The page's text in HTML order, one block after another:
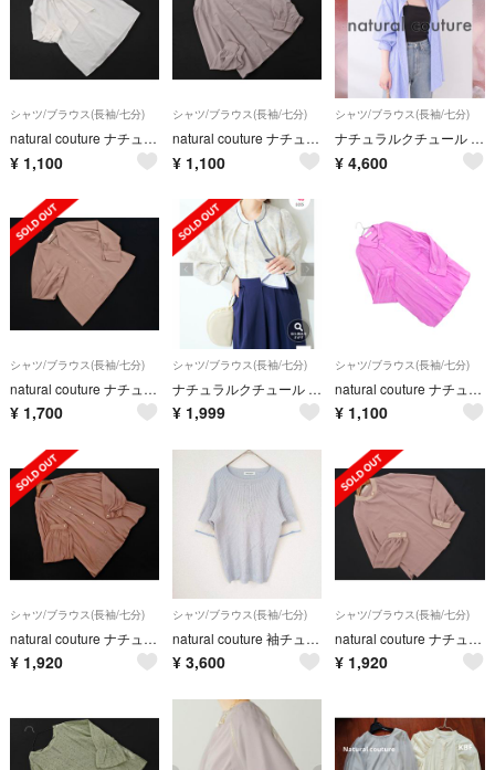
シャツ/ブラウス(長袖/七分)
natural couture ナチュラルクチュール ボリュームスリーブ パールビーズ シャツ sizeF/オフホワイト ■◆ レディース
¥ 1,100
シャツ/ブラウス(長袖/七分)
natural couture ナチュラルクチュール ブラウス シャツ sizeF/グレー ■◇ レディース
¥ 1,100
シャツ/ブラウス(長袖/七分)
ナチュラルクチュール ＊ ストライプBIGシャツ ブルー
¥ 4,600
シャツ/ブラウス(長袖/七分)
natural couture ナチュラルクチュール ノーカラー ブラウス シャツ sizeF/ベージュ ■◇ レディース
¥ 1,700
シャツ/ブラウス(長袖/七分)
ナチュラルクチュール 配色ボウタイ2WAYブラウス 花柄 アイボリー系 美品
¥ 1,999
シャツ/ブラウス(長袖/七分)
natural couture ナチュラルクチュール ブラウス シャツ sizeF/紫 ■◇ レディース
¥ 1,100
シャツ/ブラウス(長袖/七分)
natural couture ナチュラルクチュール ブラウス シャツ sizeF/ピンクベージュ ■◇ レディース
¥ 1,920
シャツ/ブラウス(長袖/七分)
natural couture 袖チュール五分袖ニット パフスリーブ 水色 F
¥ 3,600
シャツ/ブラウス(長袖/七分)
natural couture ナチュラルクチュール パールビーズ ブラウス シャツ sizeF/ピンク ■◇ レディース
¥ 1,920